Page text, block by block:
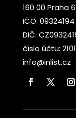
160 00 Praha
IČO: 09324194
DIČ:
číslo účtu:
info@inlist.cz